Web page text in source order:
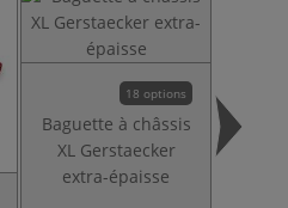
18 options
Baguette à châssis
XL Gerstaecker
extra-épaisse